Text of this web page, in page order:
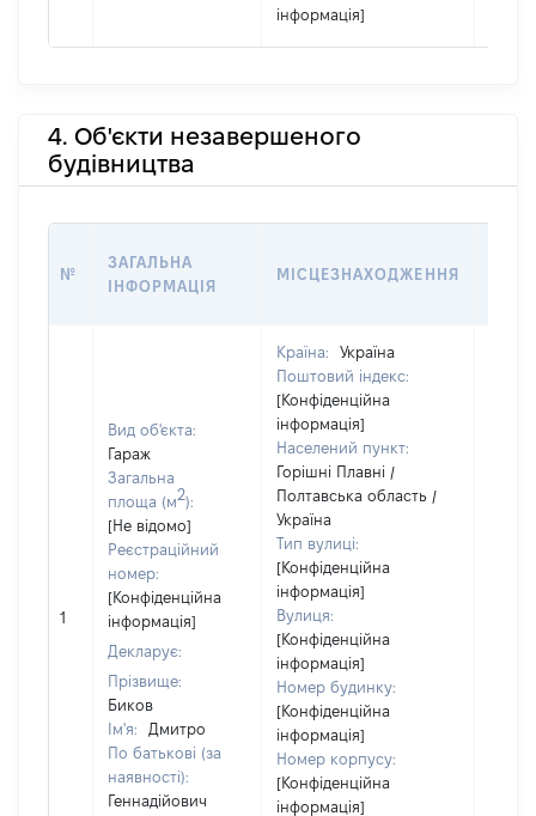
інформація]
4. Об'єкти незавершеного
будівництва
№
ЗАГАЛЬНА
ІНФОРМАЦІЯ
МІСЦЕЗНАХОДЖЕННЯ
1
Вид об'єкта:
Гараж
Загальна
площа (м2):
[Не відомо]
Реєстраційний
номер:
[Конфіденційна
інформація]
Декларує:
Прізвище:
Биков
Ім'я:
Дмитро
По батькові (за
наявності):
Геннадійович
Країна:
Україна
Поштовий індекс:
[Конфіденційна
інформація]
Населений пункт:
Горішні Плавні /
Полтавська область /
Україна
Тип вулиці:
[Конфіденційна
інформація]
Вулиця:
[Конфіденційна
інформація]
Номер будинку:
[Конфіденційна
інформація]
Номер корпусу:
[Конфіденційна
інформація]